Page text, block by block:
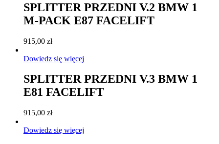
SPLITTER PRZEDNI V.2 BMW 1
M-PACK E87 FACELIFT
915,00 zł
Dowiedz się więcej
SPLITTER PRZEDNI V.3 BMW 1
E81 FACELIFT
915,00 zł
Dowiedz się więcej